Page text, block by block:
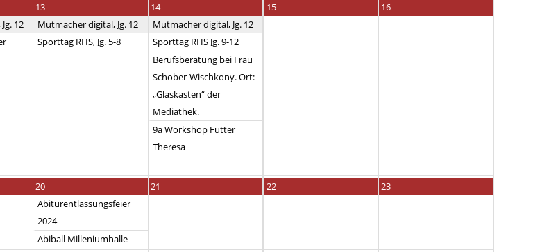
12
13
Mutmacher digital, Jg. 12
Sporttag RHS, Jg. 5-8
14
Mutmacher digital, Jg. 12
Sporttag RHS Jg. 9-12
Berufsberatung bei Frau
Schober-Wischkony. Ort:
„Glaskasten“ der
Mediathek.
9a Workshop Futter
Theresa
15 16
20
Abiturentlassungsfeier
2024
Abiball Milleniumhalle
21 22 23